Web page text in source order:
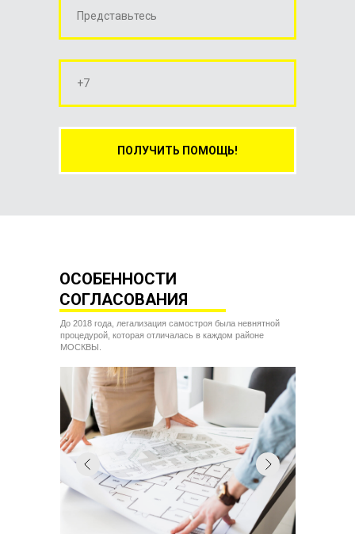
ПОЛУЧИТЬ ПОМОЩЬ!
До 2018 года, легализация самостроя была невнятной
процедурой, которая отличалась в каждом районе
МОСКВЫ.
ОСОБЕННОСТИ
СОГЛАСОВАНИЯ